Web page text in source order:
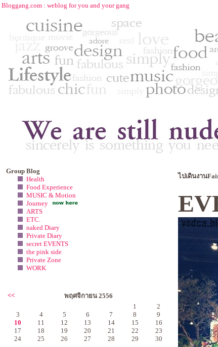
Bloggang.com : weblog for you and your gang
Group Blog
Health
Food Experience
MUSIC & Motion
Journey
ARTS
ETC.
naked Diary
Private Diary
secret EVENTS
the pink side
Private Zone
WORK
<<
พฤศจิกายน 2556
1
2
3
4 5 6 7 8
9
10
11 12 13 14 15
16
17
18 19 20 21 22
23
24
25 26 27 28 29 30
ไปเดินงาน